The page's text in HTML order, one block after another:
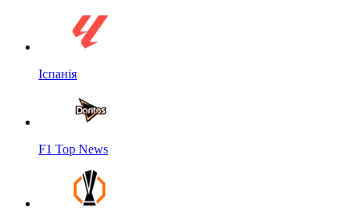
Іспанія
F1 Top News